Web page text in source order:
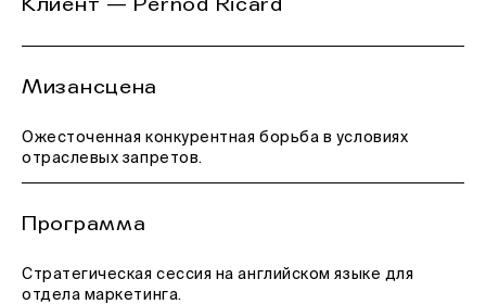
Мизансцена
Ожесточенная конкурентная борьба в условиях
отраслевых запретов.
Программа
Стратегическая сессия на английском языке для
отдела маркетинга.